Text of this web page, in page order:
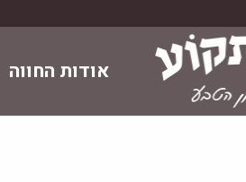
אודות החווה